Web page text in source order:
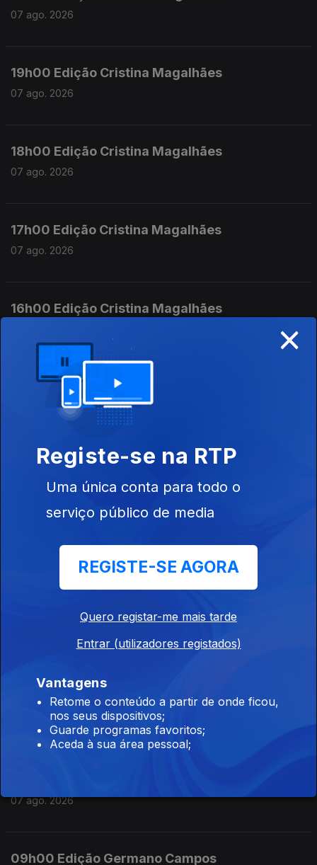
07 ago. 2026
19h00 Edição Cristina Magalhães
07 ago. 2026
18h00 Edição Cristina Magalhães
07 ago. 2026
17h00 Edição Cristina Magalhães
07 ago. 2026
16h00 Edição Cristina Magalhães
15h00 Edição Susana Lemos
07 ago. 2026
14h00 Edição Susana Lemos
07 ago. 2026
13h00 Edição Susana Lemos
12h00 Edição Susana Lemos
11h00 Edição Susana Lemos
07 ago. 2026
07 ago. 2026
09h00 Edição Germano Campos
×
Registe-se na RTP
Uma única conta para todo o
serviço público de media
REGISTE-SE AGORA
Quero registar-me mais tarde
Entrar (utilizadores registados)
Vantagens
Retome o conteúdo a partir de onde ficou,
nos seus dispositivos;
Guarde programas favoritos;
Aceda à sua área pessoal;